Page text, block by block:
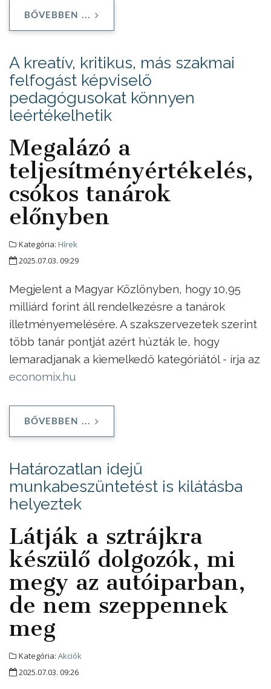
BŐVEBBEN ...
A kreatív, kritikus, más szakmai
felfogást képviselő
pedagógusokat könnyen
leértékelhetik
Megalázó a
teljesítményértékelés,
csókos tanárok
előnyben
Kategória: Hírek
2025.07.03. 09:29
Megjelent a Magyar Közlönyben, hogy 10,95
milliárd forint áll rendelkezésre a tanárok
illetményemelésére. A szakszervezetek szerint
több tanár pontját azért húzták le, hogy
lemaradjanak a kiemelkedő kategóriától - írja az
economix.hu
BŐVEBBEN ...
Határozatlan idejű
munkabeszüntetést is kilátásba
helyeztek
Látják a sztrájkra
készülő dolgozók, mi
megy az autóiparban,
de nem szeppennek
meg
Kategória: Akciók
2025.07.03. 09:26